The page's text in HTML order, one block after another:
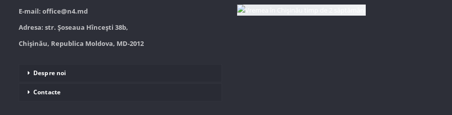
E-mail: office@n4.md
Adresa: str. Șoseaua Hînceşti 38b,
Chișinău, Republica Moldova, MD-2012
Despre noi
Contacte